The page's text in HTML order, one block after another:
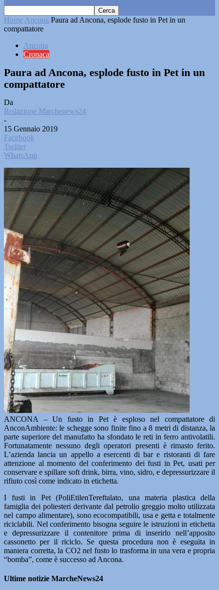
Home Ancona Paura ad Ancona, esplode fusto in Pet in un
compattatore
Ancona
Cronaca
Paura ad Ancona, esplode fusto in Pet in un
compattatore
Da
Redazione Marchenews24
-
15 Gennaio 2019
Facebook
Twitter
WhatsApp
ANCONA – Un fusto in Pet è esploso nel compattatore di
AnconAmbiente: le schegge sono finite fino a 8 metri di distanza, la
parte superiore del manufatto ha sfondato le reti in ferro antivolatili.
Fortunatamente nessuno degli operatori presenti è rimasto ferito.
L’azienda lancia un appello a esercenti di bar e ristoranti di fare
attenzione al momento del conferimento dei fusti in Pet, usati per
conservare e spillare soft drink, birra, vino, sidro, e depressurizzare il
rifiuto così come indicato in etichetta.
I fusti in Pet (PoliEtilenTereftalato, una materia plastica della
famiglia dei poliesteri derivante dal petrolio greggio molto utilizzata
nel campo alimentare), sono ecocompatibili, usa e getta e totalmente
riciclabili. Nel conferimento bisogna seguire le istruzioni in etichetta
e depressurizzare il contenitore prima di inserirlo nell’apposito
cassonetto per il riciclo. Se questa procedura non è eseguita in
maniera corretta, la CO2 nel fusto lo trasforma in una vera e propria
“bomba”, come è successo ad Ancona.
Ultime notizie MarcheNews24